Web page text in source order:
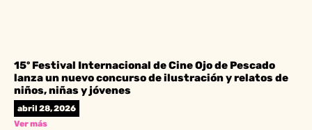
15º Festival Internacional de Cine Ojo de Pescado
lanza un nuevo concurso de ilustración y relatos de
niños, niñas y jóvenes
abril 28, 2026
Ver más